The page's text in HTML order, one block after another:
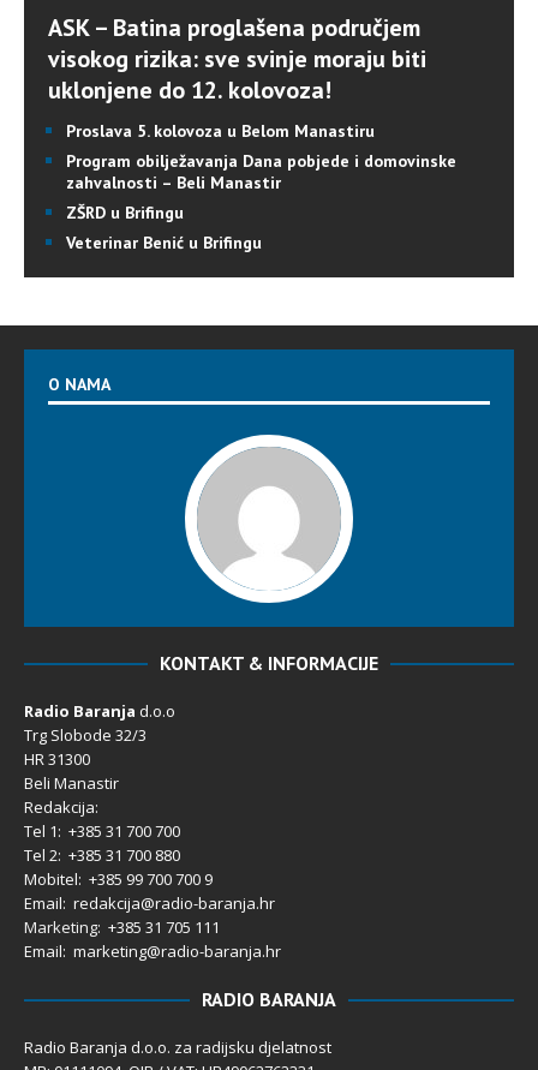
ASK – Batina proglašena područjem
visokog rizika: sve svinje moraju biti
uklonjene do 12. kolovoza!
Proslava 5. kolovoza u Belom Manastiru
Program obilježavanja Dana pobjede i domovinske
zahvalnosti – Beli Manastir
ZŠRD u Brifingu
Veterinar Benić u Brifingu
O NAMA
KONTAKT & INFORMACIJE
Radio Baranja d.o.o
Trg Slobode 32/3
HR 31300
Beli Manastir
Redakcija:
Tel 1: +385 31 700 700
Tel 2: +385 31 700 880
Mobitel: +385 99 700 700 9
Email: redakcija@radio-baranja.hr
Marketing: +385 31 705 111
Email: marketing@radio-baranja.hr
RADIO BARANJA
Radio Baranja d.o.o. za radijsku djelatnost